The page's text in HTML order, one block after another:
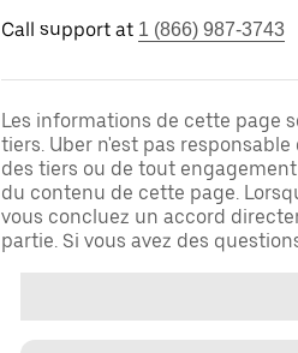
Call support at 1 (866) 987-3743
Les informations de cette page
tiers. Uber n'est pas
des tiers ou de tout
du contenu de cette page.
vous concluez un accord
partie. Si vous avez des